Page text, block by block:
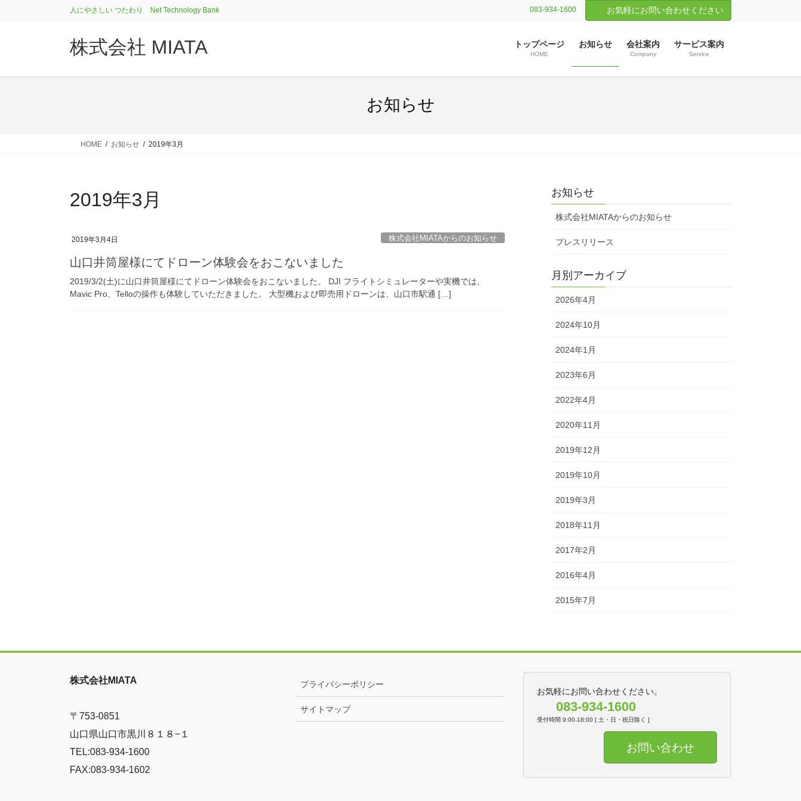
に
ョ
人にやさしい つたわり Net Technology Bank 083-934-1600 お気軽にお問い合わせください
株式会社 MIATA トップページ
HOME
お知らせ 会社案内
Company
サービス案内
Service
お知らせ
HOME お知らせ 2019年3月
2019年3月
2019年3月4日 株式会社MIATAからのお知らせ
山口井筒屋様にてドローン体験会をおこないました
2019/3/2(土)に山口井筒屋様にてドローン体験会をおこないました。 DJI フライトシミュレーターや実機では、
Mavic Pro、Telloの操作も体験していただきました。 大型機および即売用ドローンは、山口市駅通 […]
お知らせ
株式会社MIATAからのお知らせ
プレスリリース
月別アーカイブ
2026年4月
2024年10月
2024年1月
2023年6月
2022年4月
2020年11月
2019年12月
2019年10月
2019年3月
2018年11月
2017年2月
2016年4月
2015年7月
株式会社MIATA
〒753-0851
山口県山口市黒川８１８−１
TEL:083-934-1600
FAX:083-934-1602
プライバシーポリシー
サイトマップ
お気軽にお問い合わせください。
083-934-1600
受付時間 9:00-18:00 [ 土・日・祝日除く ]
お問い合わせ